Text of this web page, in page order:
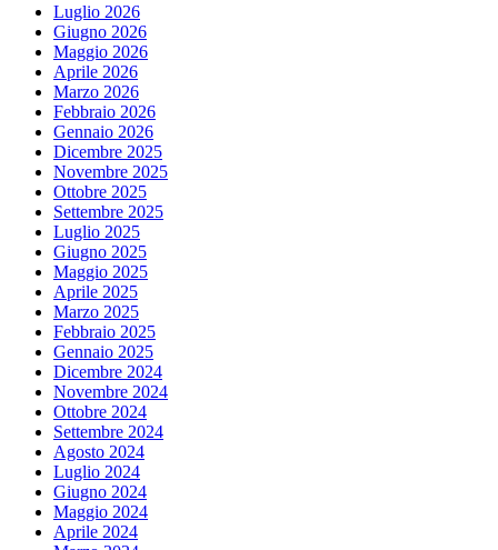
Luglio 2026
Giugno 2026
Maggio 2026
Aprile 2026
Marzo 2026
Febbraio 2026
Gennaio 2026
Dicembre 2025
Novembre 2025
Ottobre 2025
Settembre 2025
Luglio 2025
Giugno 2025
Maggio 2025
Aprile 2025
Marzo 2025
Febbraio 2025
Gennaio 2025
Dicembre 2024
Novembre 2024
Ottobre 2024
Settembre 2024
Agosto 2024
Luglio 2024
Giugno 2024
Maggio 2024
Aprile 2024